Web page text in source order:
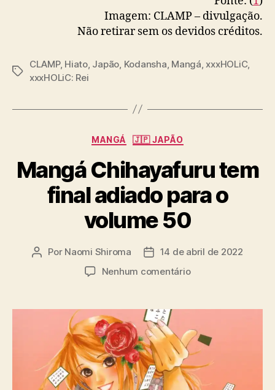
Imagem: CLAMP – divulgação.
Não retirar sem os devidos créditos.
T
s
CLAMP, Hiato, Japão, Kodansha, Mangá, xxxHOLiC,
xxxHOLiC: Rei
C
t
e
g
o
r
i
MANGÁ 🇯🇵 JAPÃO
Mangá Chihayafuru tem
final adiado para o
volume 50
A
r
s
t
Por Naomi Shiroma
D
d
e
p
u
b
l
i
14 de abril de 2022
Nenhum comentárioe
a
g
á
C
h